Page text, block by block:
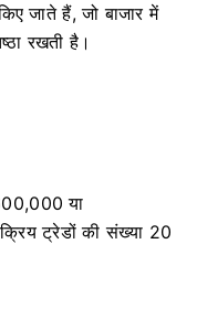
जाते हैं, जो बाजार में
रखती है।
या
ट्रेडों की संख्या 20